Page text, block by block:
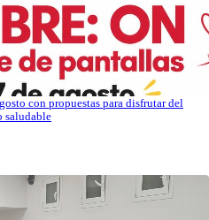
con propuestas para disfrutar del
saludable